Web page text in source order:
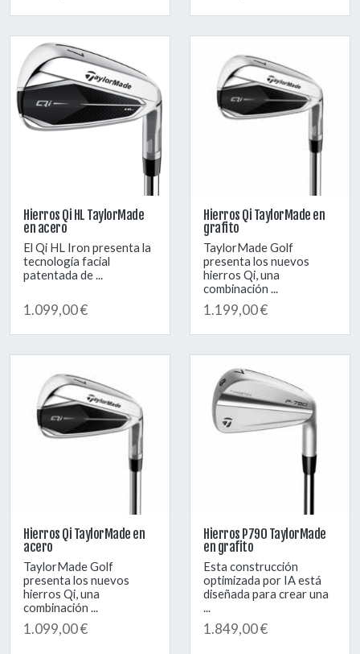
Hierros Qi HL TaylorMade
en acero
El Qi HL Iron presenta la
tecnología facial
patentada de ...
1.099,00 €
Hierros Qi TaylorMade en
grafito
TaylorMade Golf
presenta los nuevos
hierros Qi, una
combinación ...
1.199,00 €
Hierros Qi TaylorMade en
acero
TaylorMade Golf
presenta los nuevos
hierros Qi, una
combinación ...
1.099,00 €
Hierros P790 TaylorMade
en grafito
Esta construcción
optimizada por IA está
diseñada para crear una
...
1.849,00 €